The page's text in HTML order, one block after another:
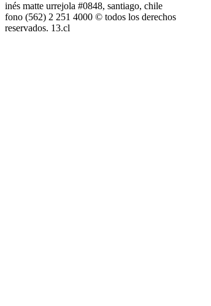
inés matte urrejola #0848, santiago, chile
fono (562) 2 251 4000 © todos los derechos
reservados. 13.cl